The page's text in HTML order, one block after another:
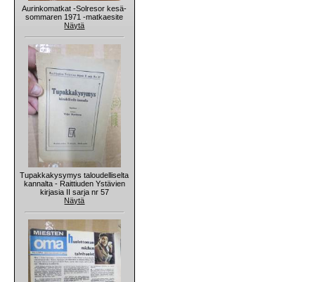
Aurinkomatkat -Solresor kesä-
sommaren 1971 -matkaesite
Näytä
Tupakkakysymys taloudelliselta
kannalta - Raittiuden Ystävien
kirjasia II sarja nr 57
Näytä